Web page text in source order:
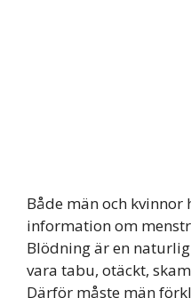
Både män och
information om
Blödning är en
vara tabu, otäckt,
Därför måste män